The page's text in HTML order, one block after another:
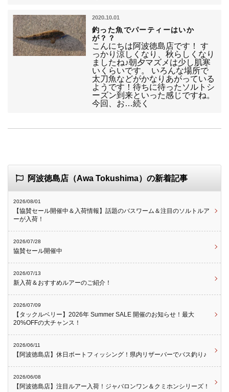
2020.10.01
釣った魚でパーティーはいか
が？？
こんにちは阿波徳島店です！ す
っかり涼しくなり、秋らしくなり
ましたね♪朝夕マズメは少し肌寒
いくらいです。 いろんな場所で
太刀魚などがかなりあがっている
ようです！待ちに待ったソルトシ
ーズン到来といった感じですね。
今回、お…続く
阿波徳島店（Awa Tokushima）の新着記事
2026/08/01
【協賛セール開催中＆入荷情報】話題のバスワーム＆注目のソルトルア
ーが入荷！
2026/07/28
協賛セール開催中
2026/07/13
新入荷＆おすすめルアーのご紹介！
2026/07/09
【タックルベリー】2026年 Summer SALE 開催のお知らせ！最大
20%OFFの大チャンス！
2026/06/11
【阿波徳島店】休日ボートフィッシング！県内リザーバーでバス釣り♪
2026/06/08
【阿波徳島店】注目ルアー入荷！ジャバロンワン＆クミホンシリーズ！